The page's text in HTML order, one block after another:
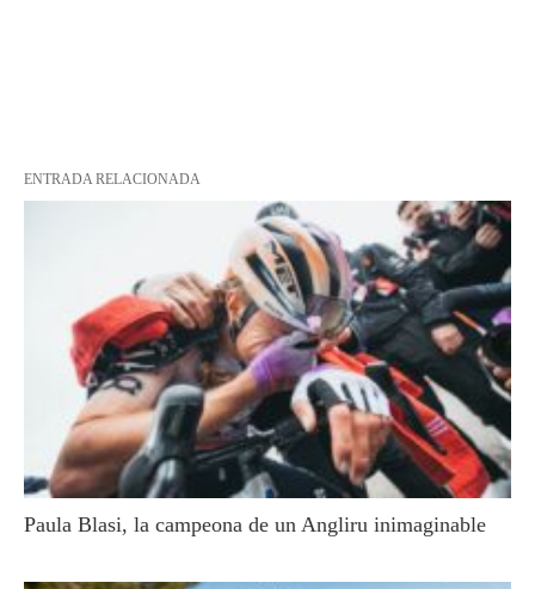
ENTRADA RELACIONADA
Paula Blasi, la campeona de un Angliru inimaginable